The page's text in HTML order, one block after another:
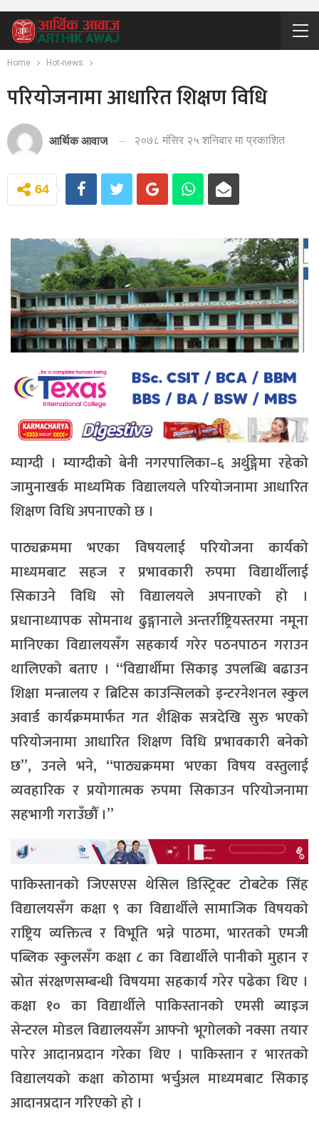
Home Hot-news
परियोजनामा आधारित शिक्षण विधि
आर्थिक आवाज २०७८ मंसिर २५ शनिबार मा प्रकाशित
64
म्याग्दी । म्याग्दीको बेनी नगरपालिका–६ अर्थुङ्गेमा रहेको
जामुनाखर्क माध्यमिक विद्यालयले परियोजनामा आधारित
शिक्षण विधि अपनाएको छ ।
पाठ्यक्रममा भएका विषयलाई परियोजना कार्यको
माध्यमबाट सहज र प्रभावकारी रुपमा विद्यार्थीलाई
सिकाउने विधि सो विद्यालयले अपनाएको हो ।
प्रधानाध्यापक सोमनाथ ढुङ्गानाले अन्तर्राष्ट्रियस्तरमा नमूना
मानिएका विद्यालयसँग सहकार्य गरेर पठनपाठन गराउन
थालिएको बताए । “विद्यार्थीमा सिकाइ उपलब्धि बढाउन
शिक्षा मन्त्रालय र ब्रिटिस काउन्सिलको इन्टरनेशनल स्कुल
अवार्ड कार्यक्रममार्फत गत शैक्षिक सत्रदेखि सुरु भएको
परियोजनामा आधारित शिक्षण विधि प्रभावकारी बनेको
छ”, उनले भने, “पाठ्यक्रममा भएका विषय वस्तुलाई
व्यवहारिक र प्रयोगात्मक रुपमा सिकाउन परियोजनामा
सहभागी गराउँछौँ ।”
पाकिस्तानको जिएसएस थेसिल डिस्ट्रिक्ट टोबटेक सिंह
विद्यालयसँग कक्षा ९ का विद्यार्थीले सामाजिक विषयको
राष्ट्रिय व्यक्तित्व र विभूति भन्ने पाठमा, भारतको एमजी
पब्लिक स्कुलसँग कक्षा ८ का विद्यार्थीले पानीको मुहान र
स्रोत संरक्षणसम्बन्धी विषयमा सहकार्य गरेर पढेका थिए ।
कक्षा १० का विद्यार्थीले पाकिस्तानको एमसी ब्याइज
सेन्टरल मोडल विद्यालयसँग आफ्नो भूगोलको नक्सा तयार
पारेर आदानप्रदान गरेका थिए । पाकिस्तान र भारतको
विद्यालयको कक्षा कोठामा भर्चुअल माध्यमबाट सिकाइ
आदानप्रदान गरिएको हो ।